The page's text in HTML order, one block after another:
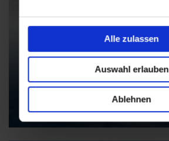
Alle zulassen
Auswahl erlauben
Ablehnen
Thermen